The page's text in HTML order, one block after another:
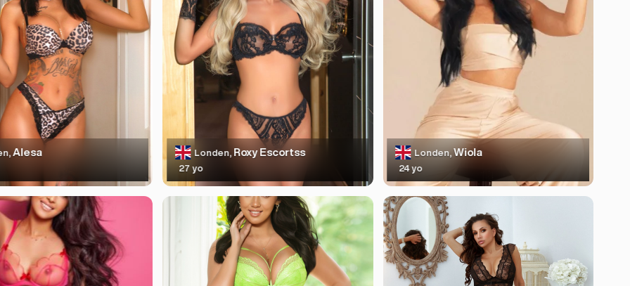
Alesa Londen,Roxy Escortss
27 yo
Londen, Wiola
24 yo